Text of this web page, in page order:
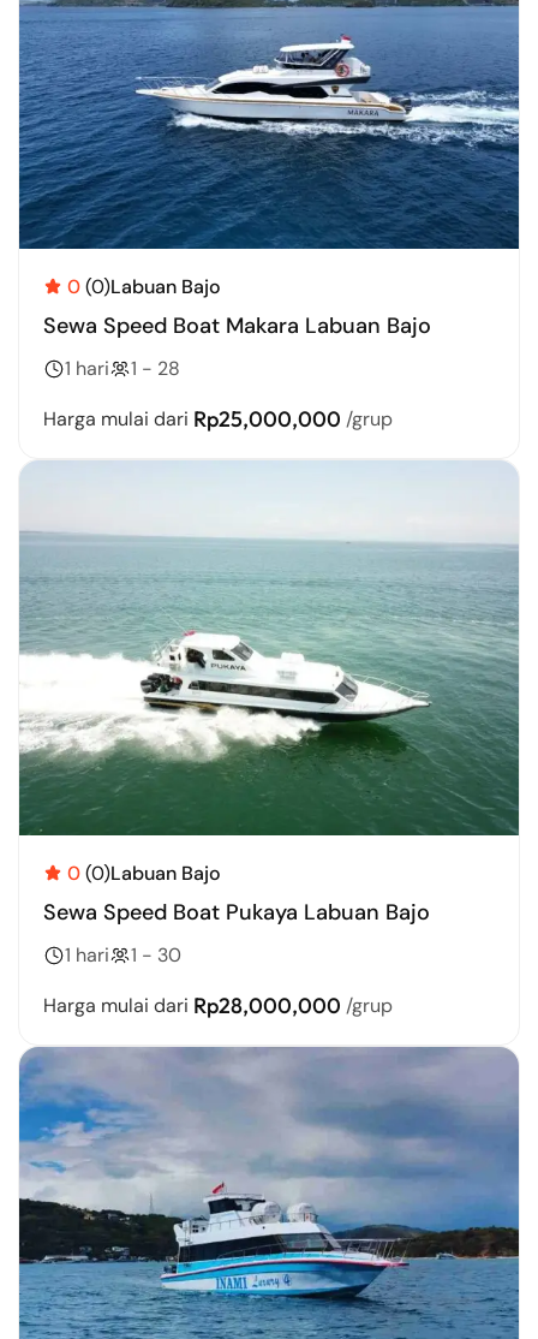
0(0)Labuan Bajo
Sewa Speed Boat Makara Labuan Bajo
1 hari
1 - 28
Harga mulai dari Rp25,000,000 /grup
0(0)Labuan Bajo
Sewa Speed Boat Pukaya Labuan Bajo
1 hari
1 - 30
Harga mulai dari Rp28,000,000 /grup